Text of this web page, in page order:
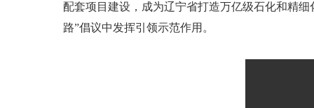
配套项目建设，成为辽宁省打造万亿级石化和精
路”倡议中发挥引领示范作用。